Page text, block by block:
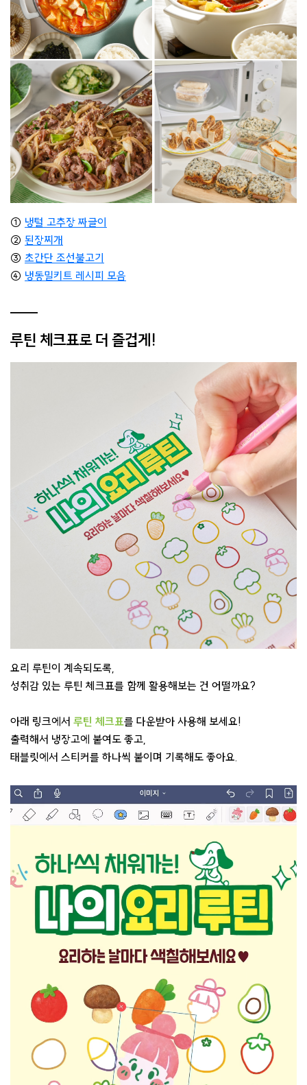
① 냉털 고추장 짜글이
② 된장찌개
③ 초간단 조선불고기
④ 냉동밀키트 레시피 모음
루틴 체크표로 더 즐겁게!
요리 루틴이 계속되도록,
성취감 있는 루틴 체크표를 함께 활용해보는 건 어떨까요?
아래 링크에서 루틴 체크표를 다운받아 사용해 보세요!
출력해서 냉장고에 붙여도 좋고,
태블릿에서 스티커를 하나씩 붙이며 기록해도 좋아요.